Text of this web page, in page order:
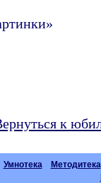
к
Умнотека
Методитека